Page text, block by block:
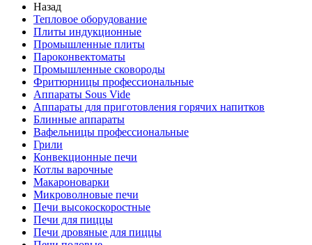
Назад
Тепловое оборудование
Плиты индукционные
Промышленные плиты
Пароконвектоматы
Промышленные сковороды
Фритюрницы профессиональные
Аппараты Sous Vide
Аппараты для приготовления горячих напитков
Блинные аппараты
Вафельницы профессиональные
Грили
Конвекционные печи
Котлы варочные
Макароноварки
Микроволновые печи
Печи высокоскоростные
Печи для пиццы
Печи дровяные для пиццы